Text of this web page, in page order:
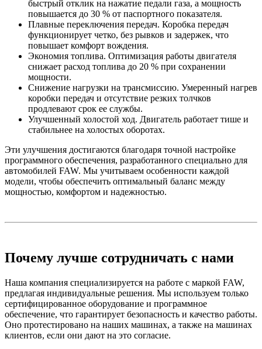
быстрый отклик на нажатие педали газа, а мощность
повышается до 30 % от паспортного показателя.
Плавные переключения передач. Коробка передач
функционирует четко, без рывков и задержек, что
повышает комфорт вождения.
Экономия топлива. Оптимизация работы двигателя
снижает расход топлива до 20 % при сохранении
мощности.
Снижение нагрузки на трансмиссию. Умеренный нагрев
коробки передач и отсутствие резких толчков
продлевают срок ее службы.
Улучшенный холостой ход. Двигатель работает тише и
стабильнее на холостых оборотах.
Эти улучшения достигаются благодаря точной настройке
программного обеспечения, разработанного специально для
автомобилей FAW. Мы учитываем особенности каждой
модели, чтобы обеспечить оптимальный баланс между
мощностью, комфортом и надежностью.
Почему лучше сотрудничать с нами
Наша компания специализируется на работе с маркой FAW,
предлагая индивидуальные решения. Мы используем только
сертифицированное оборудование и программное
обеспечение, что гарантирует безопасность и качество работы.
Оно протестировано на наших машинах, а также на машинах
клиентов, если они дают на это согласие.